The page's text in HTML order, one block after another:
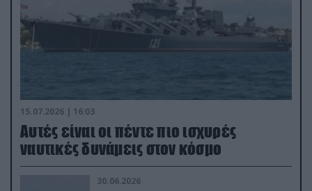
15.07.2026 | 16:03
Aυτές είναι οι πέντε πιο ισχυρές
ναυτικές δυνάμεις στον κόσμο
30.06.2026